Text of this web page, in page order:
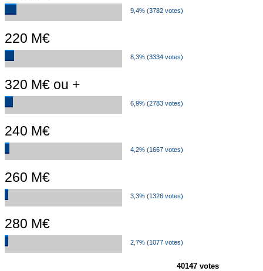
9,4% (3782 votes)
220 M€
8,3% (3334 votes)
320 M€ ou +
6,9% (2783 votes)
240 M€
4,2% (1667 votes)
260 M€
3,3% (1326 votes)
280 M€
2,7% (1077 votes)
40147 votes